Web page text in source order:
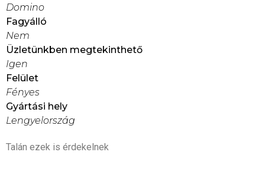
Domino
Fagyálló
Nem
Üzletünkben megtekinthető
Igen
Felület
Fényes
Gyártási hely
Lengyelország
Talán ezek is érdekelnek